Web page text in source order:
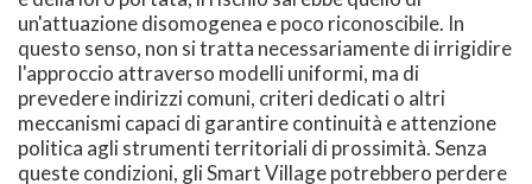
un'attuazione disomogenea e poco riconoscibile. In
questo senso, non si tratta necessariamente di irrigidire
l'approccio attraverso modelli uniformi, ma di
prevedere indirizzi comuni, criteri dedicati o altri
meccanismi capaci di garantire continuità e attenzione
politica agli strumenti territoriali di prossimità. Senza
queste condizioni, gli Smart Village potrebbero perdere